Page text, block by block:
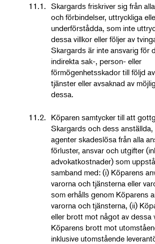
11.1. Skargards friskriver sig från
och förbindelser, uttryckliga
underförstådda, som inte
dessa villkor eller följer av
Skargards är inte ansvarig för
indirekta sak-, person- eller
förmögenhetsskador till följd
tjänster eller avsaknad av
dessa.
11.2. Köparen samtycker till att
Skargards och dess
agenter skadeslösa från alla
förluster, ansvar och utgifter
advokatkostnader) som
samband med: (i) Köparens
varorna och tjänsterna eller
som erhålls genom Köparens
varorna och tjänsterna, (ii)
eller brott mot något av dessa
Köparens brott mot
inklusive utomstående